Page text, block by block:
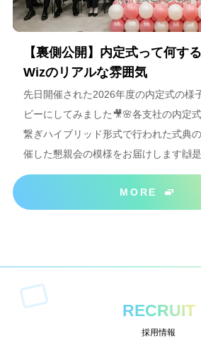
【裏側公開】内定式って何す
Wizのリアルな雰囲気
先日開催された2026年度の内定式の様
ビーにしてみました🎥🌸各支社の内定
繋ぎハイブリッド形式で行われた式典
催した懇親会の模様をお届けします🙌
ださいね＾＾
MORE
RECRUIT
採用情報